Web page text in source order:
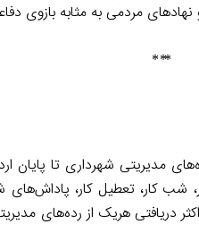
مردمی به مثابه بازوی
⃰ ⃰ ⃰
مدیریتی شهرداری تا
شب کار، تعطیل کار،